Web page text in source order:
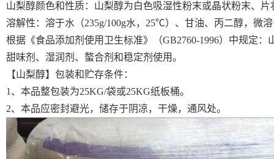
山梨醇颜色和性质：山梨醇为白色吸湿性粉末或晶状粉末、
溶解性：溶于水（235g/100g水，25℃）、甘油、丙二醇，微
根据《食品添加剂使用卫生标准》（GB2760-1996）中规定
甜味剂、湿润剂、螯合剂和稳定剂使用。
【山梨醇】包装和贮存条件：
1 、本品整包装为25KG/袋或25KG纸板桶。
2、本品应密封避光，储存于阴凉，干燥，通风处。